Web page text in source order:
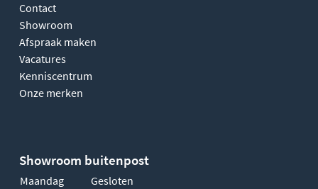
Contact
Showroom
Afspraak maken
Vacatures
Kenniscentrum
Onze merken
Showroom buitenpost
Maandag
Gesloten